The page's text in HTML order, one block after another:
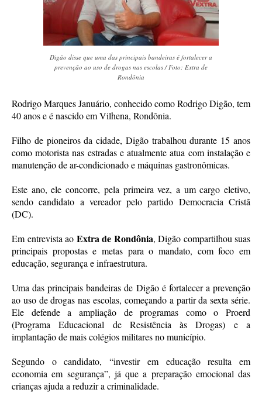
Digão disse que uma das principais bandeiras é fortalecer a
prevenção ao uso de drogas nas escolas / Foto: Extra de
Rondônia
Rodrigo Marques Januário, conhecido como Rodrigo Digão, tem
40 anos e é nascido em Vilhena, Rondônia.
Filho de pioneiros da cidade, Digão trabalhou durante 15 anos
como motorista nas estradas e atualmente atua com instalação e
manutenção de ar-condicionado e máquinas gastronômicas.
Este ano, ele concorre, pela primeira vez, a um cargo eletivo,
sendo candidato a vereador pelo partido Democracia Cristã
(DC).
Em entrevista ao Extra de Rondônia, Digão compartilhou suas
principais propostas e metas para o mandato, com foco em
educação, segurança e infraestrutura.
Uma das principais bandeiras de Digão é fortalecer a prevenção
ao uso de drogas nas escolas, começando a partir da sexta série.
Ele defende a ampliação de programas como o Proerd
(Programa Educacional de Resistência às Drogas) e a
implantação de mais colégios militares no município.
Segundo o candidato, “investir em educação resulta em
economia em segurança”, já que a preparação emocional das
crianças ajuda a reduzir a criminalidade.